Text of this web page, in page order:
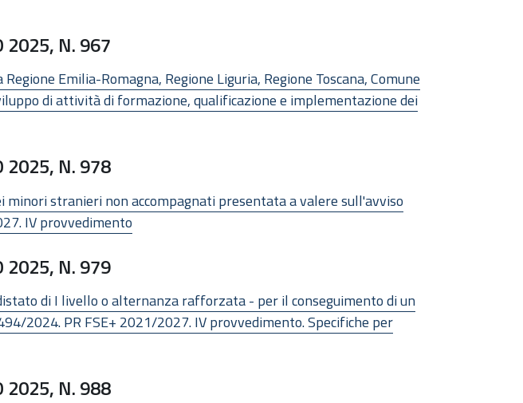
2025, N. 967
Emilia-Romagna, Regione Liguria, Regione Toscana, Comune
di attività di formazione, qualificazione e implementazione dei
2025, N. 978
stranieri non accompagnati presentata a valere sull'avviso
IV provvedimento
2025, N. 979
di I livello o alternanza rafforzata - per il conseguimento di un
2024. PR FSE+ 2021/2027. IV provvedimento. Specifiche per
2025, N. 988